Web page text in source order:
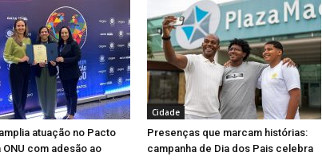
atuação no Pacto
ONU com adesão ao
Cidade
Presenças que marcam histórias:
campanha de Dia dos Pais celebra